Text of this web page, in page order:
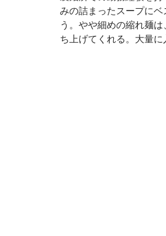
みの詰まったスープに
う。やや細めの縮れ麺
ち上げてくれる。大量